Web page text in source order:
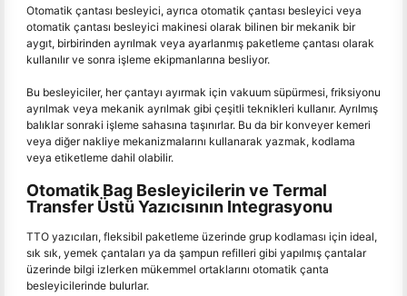
Otomatik çantası besleyici, ayrıca otomatik çantası besleyici veya
otomatik çantası besleyici makinesi olarak bilinen bir mekanik bir
aygıt, birbirinden ayrılmak veya ayarlanmış paketleme çantası olarak
kullanılır ve sonra işleme ekipmanlarına besliyor.
Bu besleyiciler, her çantayı ayırmak için vakuum süpürmesi, friksiyonu
ayrılmak veya mekanik ayrılmak gibi çeşitli teknikleri kullanır. Ayrılmış
balıklar sonraki işleme sahasına taşınırlar. Bu da bir konveyer kemeri
veya diğer nakliye mekanizmalarını kullanarak yazmak, kodlama
veya etiketleme dahil olabilir.
Otomatik Bag Besleyicilerin ve Termal
Transfer Üstü Yazıcısının Integrasyonu
TTO yazıcıları, fleksibil paketleme üzerinde grup kodlaması için ideal,
sık sık, yemek çantaları ya da şampun refilleri gibi yapılmış çantalar
üzerinde bilgi izlerken mükemmel ortaklarını otomatik çanta
besleyicilerinde bulurlar.